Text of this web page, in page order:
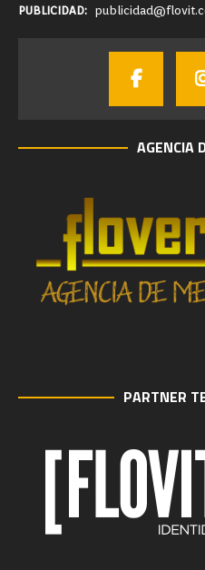
PUBLICIDAD:
AGENCIA
PARTNER